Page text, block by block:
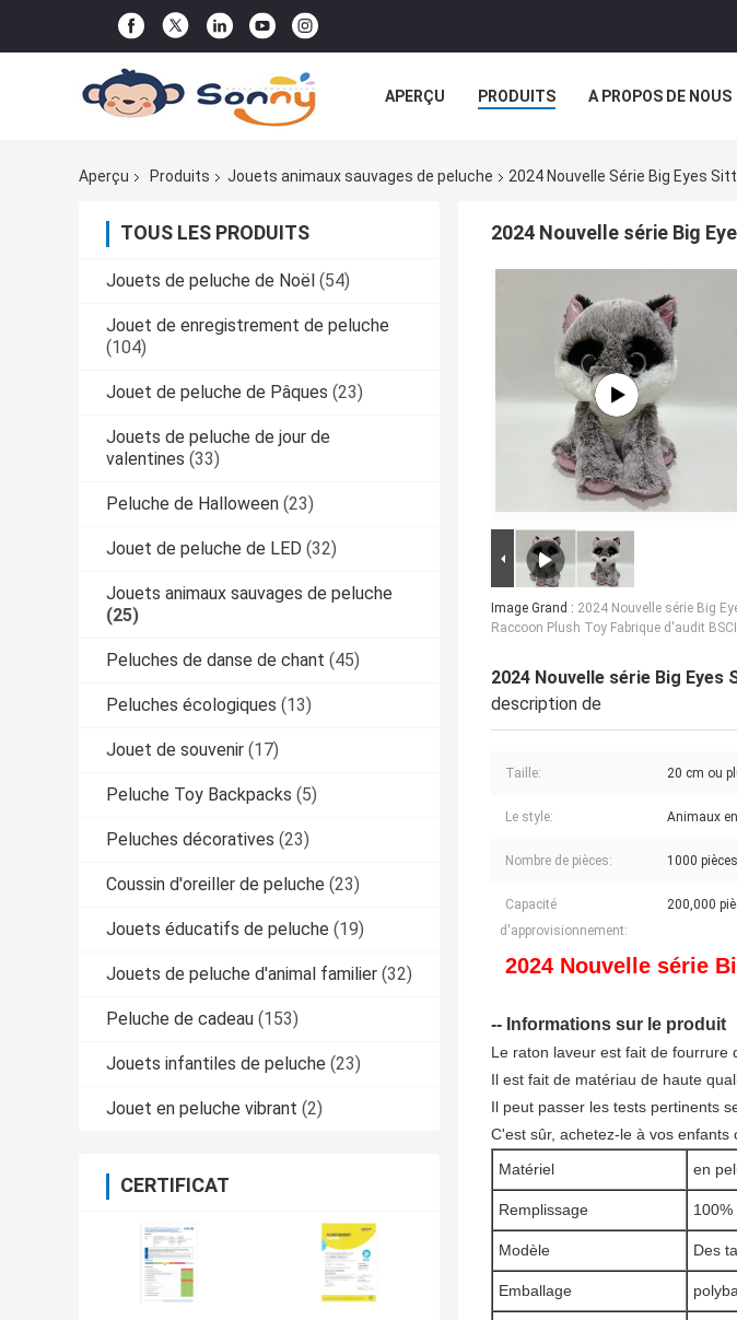
APERÇU PRODUITS A PROPOS DE NOUS
Aperçu
Produits Jouets animaux sauvages de peluche 2024 Nouvelle Série Big Eyes
TOUS LES PRODUITS
Jouets de peluche de Noël (54)
Jouet de enregistrement de peluche
(104)
Jouet de peluche de Pâques (23)
Jouets de peluche de jour de
valentines (33)
Peluche de Halloween (23)
Jouet de peluche de LED (32)
Jouets animaux sauvages de peluche
(25)
Peluches de danse de chant (45)
Peluches écologiques (13)
Jouet de souvenir (17)
Peluche Toy Backpacks (5)
Peluches décoratives (23)
Coussin d'oreiller de peluche (23)
Jouets éducatifs de peluche (19)
Jouets de peluche d'animal familier (32)
Peluche de cadeau (153)
Jouets infantiles de peluche (23)
Jouet en peluche vibrant (2)
CERTIFICAT
2024 Nouvelle série Big
Image Grand : 2024 Nouvelle série Big
Raccoon Plush Toy Fabrique d'audit BSCI
2024 Nouvelle série Big Eyes
description de
Taille: 20 cm ou
Le style: Animaux
Nombre de pièces: 1000 pièces
Capacité
d'approvisionnement:
200,000
2024 Nouvelle série
-- Informations sur le produit
Le raton laveur est fait de fourrure
Il est fait de matériau de haute
Il peut passer les tests pertinents
C'est sûr, achetez-le à vos enfants
Matériel
en
Remplissage
Modèle Des
Emballage